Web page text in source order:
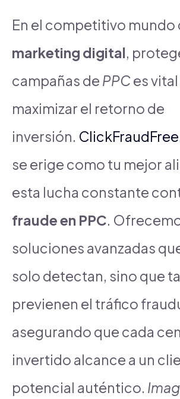
En el competitivo mundo
marketing digital,
campañas de PPCes
maximizar el retorno de
inversión.
se erige como tu mejor
esta lucha constante
fraude en PPC.
soluciones avanzadas
solo detectan, sino que
previenen el tráfico
asegurando que cada
invertido alcance a un
potencial auténtico.